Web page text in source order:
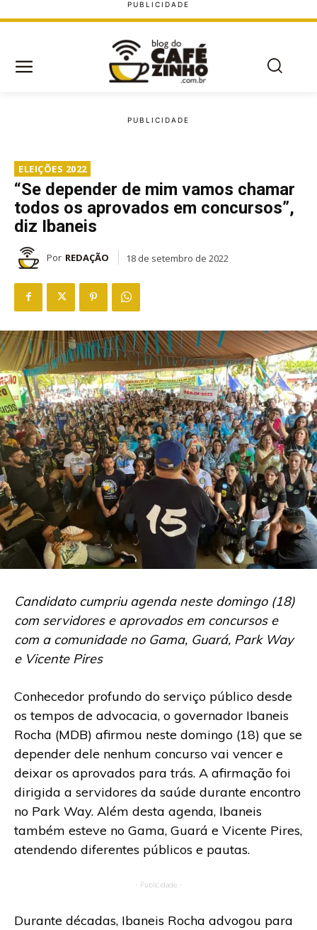
ELEIÇÕES 2022
“Se depender de mim vamos chamar
todos os aprovados em concursos”,
diz Ibaneis
Por REDAÇÃO 18 de setembro de 2022
Candidato cumpriu agenda neste domingo (18)
com servidores e aprovados em concursos e
com a comunidade no Gama, Guará, Park Way
e Vicente Pires
Conhecedor profundo do serviço público desde
os tempos de advocacia, o governador Ibaneis
Rocha (MDB) afirmou neste domingo (18) que se
depender dele nenhum concurso vai vencer e
deixar os aprovados para trás. A afirmação foi
dirigida a servidores da saúde durante encontro
no Park Way. Além desta agenda, Ibaneis
também esteve no Gama, Guará e Vicente Pires,
atendendo diferentes públicos e pautas.
- Publicidade -
Durante décadas, Ibaneis Rocha advogou para